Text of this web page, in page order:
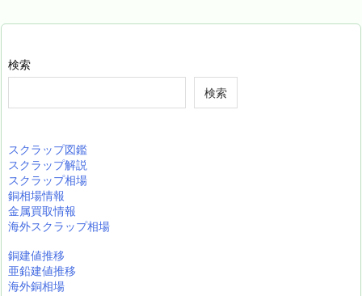
検索
検索
スクラップ図鑑
スクラップ解説
スクラップ相場
銅相場情報
金属買取情報
海外スクラップ相場
銅建値推移
亜鉛建値推移
海外銅相場